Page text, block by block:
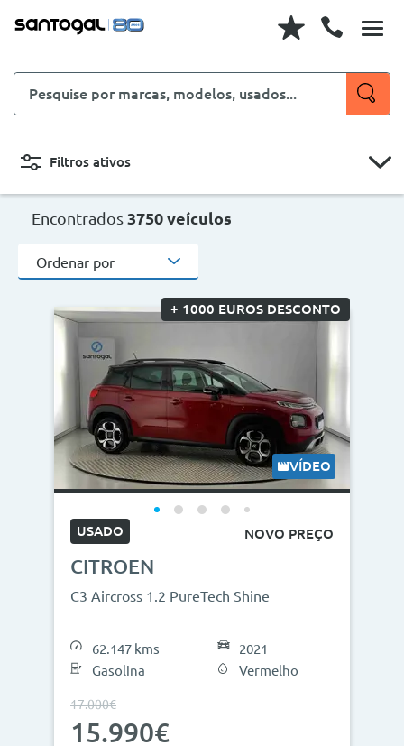
Pesquise
por
marcas,
modelos,
usados...Filtros ativos
CARROS
Novo, Usado, ...
Carroçaria
Marcas
Modelos
Combustíveis
Nº de lugares
Outros critérios
Encontrados 3750 veículos
Ordenar por
+ 1000 EUROS DESCONTO
VÍDEO
USADO NOVO PREÇO
CITROEN
C3 Aircross 1.2 PureTech Shine
62.147 kms
Gasolina
2021
Vermelho
17.000€
15.990€